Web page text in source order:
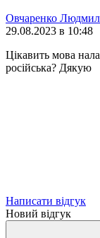
Овчаренко
29.08.2023 в 10:48
Цікавить мова
російська? Дякую
Написати відгук
Новий відгук